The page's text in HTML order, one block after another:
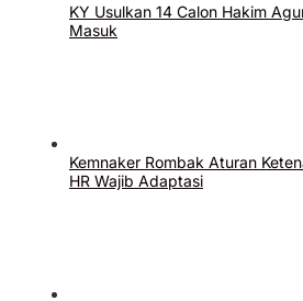
KY Usulkan 14 Calon Hakim
Masuk
Kemnaker Rombak Aturan
HR Wajib Adaptasi